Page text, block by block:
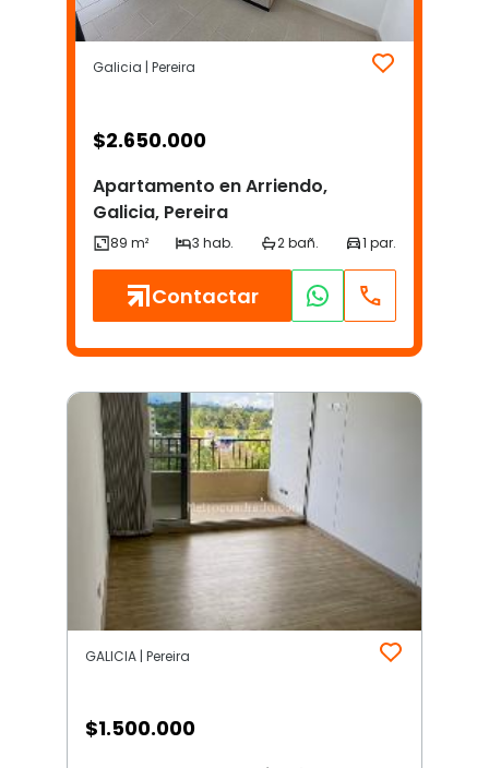
Galicia | Pereira
$2.650.000
Apartamento en Arriendo,
Galicia, Pereira
Contactar
GALICIA | Pereira
$1.500.000